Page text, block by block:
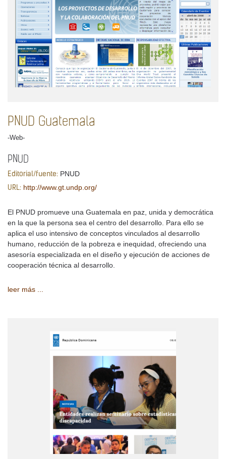
PNUD Guatemala
-Web-
PNUD
Editorial/fuente: PNUD
URL: http://www.gt.undp.org/
El PNUD promueve una Guatemala en paz, unida y democrática
en la que la persona sea el centro del desarrollo. Para ello se
aplica el uso intensivo de conceptos vinculados al desarrollo
humano, reducción de la pobreza e inequidad, ofreciendo una
asesoría especializada en el diseño y ejecución de acciones de
cooperación técnica al desarrollo.
leer más ...